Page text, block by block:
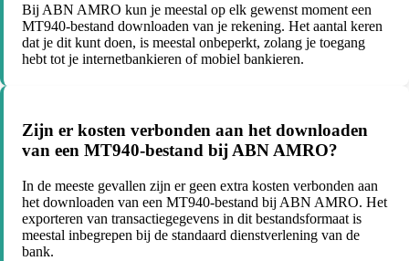
Bij ABN AMRO kun je meestal op elk gewenst moment een
MT940-bestand downloaden van je rekening. Het aantal keren
dat je dit kunt doen, is meestal onbeperkt, zolang je toegang
hebt tot je internetbankieren of mobiel bankieren.
Zijn er kosten verbonden aan het downloaden
van een MT940-bestand bij ABN AMRO?
In de meeste gevallen zijn er geen extra kosten verbonden aan
het downloaden van een MT940-bestand bij ABN AMRO. Het
exporteren van transactiegegevens in dit bestandsformaat is
meestal inbegrepen bij de standaard dienstverlening van de
bank.